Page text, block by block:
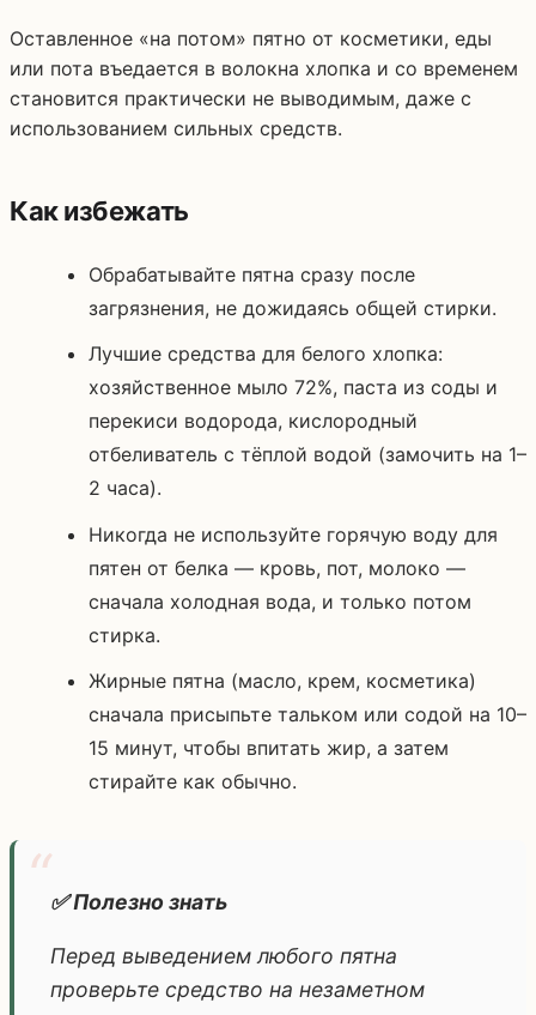
Оставленное «на потом» пятно от косметики, еды
или пота въедается в волокна хлопка и со временем
становится практически не выводимым, даже с
использованием сильных средств.
Как избежать
Обрабатывайте пятна сразу после
загрязнения, не дожидаясь общей стирки.
Лучшие средства для белого хлопка:
хозяйственное мыло 72%, паста из соды и
перекиси водорода, кислородный
отбеливатель с тёплой водой (замочить на 1–
2 часа).
Никогда не используйте горячую воду для
пятен от белка — кровь, пот, молоко —
сначала холодная вода, и только потом
стирка.
Жирные пятна (масло, крем, косметика)
сначала присыпьте тальком или содой на 10–
15 минут, чтобы впитать жир, а затем
стирайте как обычно.
✅ Полезно знать
Перед выведением любого пятна
проверьте средство на незаметном